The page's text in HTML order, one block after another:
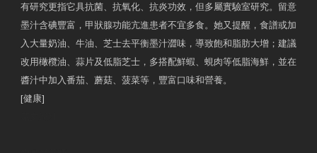
有研究更指它具抗菌、抗氧化、抗炎功效，但多屬實驗室研究。留意
墨汁含碘豐富，甲狀腺功能亢進患者不宜多食。她又提醒，食譜或加
入大量奶油、牛油、芝士去平衡墨汁澀味，導致飽和脂肪大增；建議
改用橄欖油、蒜片及低脂芝士，多搭配鮮蝦、蜆肉等低脂海鮮，並在
醬汁中加入番茄、蘑菇、菠菜等，豐富口味和營養。
[健康]